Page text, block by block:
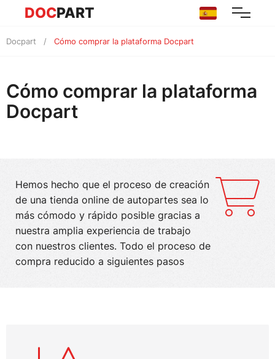
DOCPART
Docpart Cómo comprar la plataforma Docpart
Cómo comprar la plataforma
Docpart
Hemos hecho que el proceso de creación
de una tienda online de autopartes sea lo
más cómodo y rápido posible gracias a
nuestra amplia experiencia de trabajo
con nuestros clientes. Todo el proceso de
compra reducido a siguientes pasos